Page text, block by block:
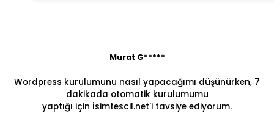
Murat G*****
Wordpress kurulumunu nasıl yapacağımı düşünürken, 7
dakikada otomatik kurulumumu
yaptığı için İsimtescil.net'i tavsiye ediyorum.